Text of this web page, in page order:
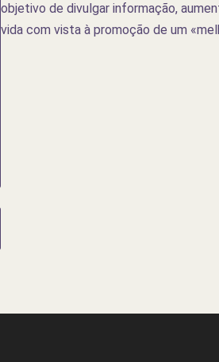
objetivo de divulgar informação,
vida com vista à promoção de um